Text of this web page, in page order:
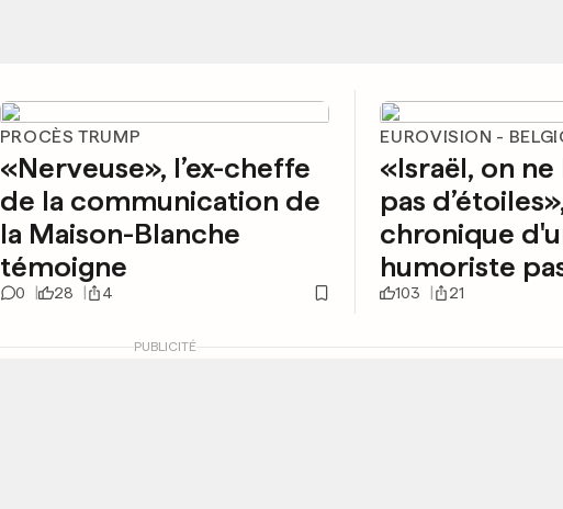
PROCÈS TRUMP
«Nerveuse», l’ex-cheffe
de la communication de
la Maison-Blanche
témoigne
0 28 4
EUROVISION -
«Israël, on
pas
chronique
humoriste
103 21
PUBLICITÉ